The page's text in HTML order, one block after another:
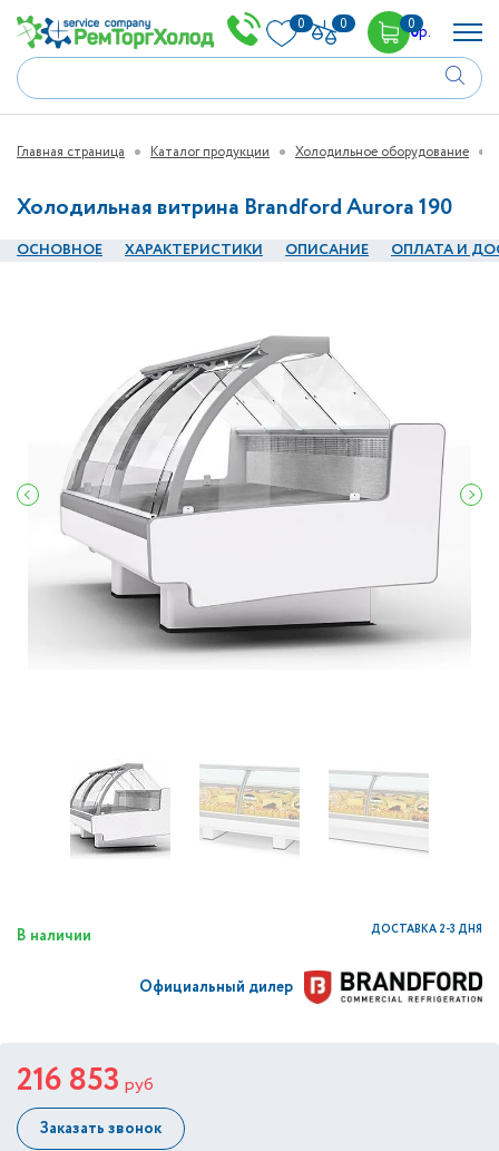
0 0 00р.
Главная страница Каталог продукции Холодильное оборудование
Холодильная витрина Brandford Aurora 190
ОСНОВНОЕ ХАРАКТЕРИСТИКИ ОПИСАНИЕ ОПЛАТА И
В наличии ДОСТАВКА 2-3 ДНЯ
Официальный дилер
216 853 руб
Заказать звонок